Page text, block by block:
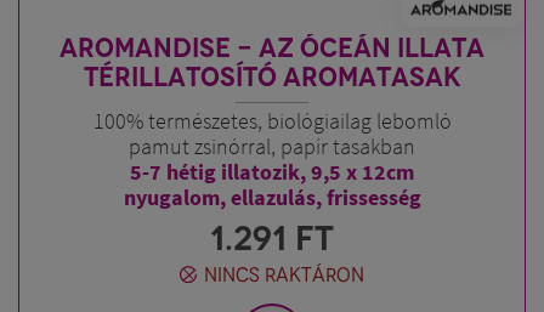
AROMANDISE - AZ ÓCEÁN ILLATA
TÉRILLATOSÍTÓ AROMATASAK
100% természetes, biológiailag lebomló
pamut zsinórral, papír tasakban
5-7 hétig illatozik, 9,5 x 12cm
nyugalom, ellazulás, frissesség
1.291 FT
NINCS RAKTÁRON